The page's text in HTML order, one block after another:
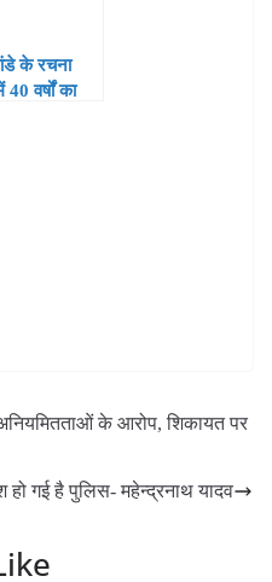
के रचना
वर्षों का
के आरोप, शिकायत पर
हो गई है पुलिस- महेन्द्रनाथ यादव